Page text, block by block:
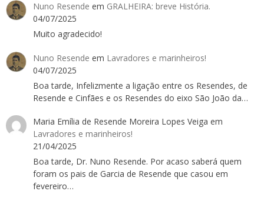
Nuno Resende em GRALHEIRA: breve História.
04/07/2025
Muito agradecido!
Nuno Resende em Lavradores e marinheiros!
04/07/2025
Boa tarde, Infelizmente a ligação entre os Resendes, de
Resende e Cinfães e os Resendes do eixo São João da…
Maria Emília de Resende Moreira Lopes Veiga em
Lavradores e marinheiros!
21/04/2025
Boa tarde, Dr. Nuno Resende. Por acaso saberá quem
foram os pais de Garcia de Resende que casou em
fevereiro…